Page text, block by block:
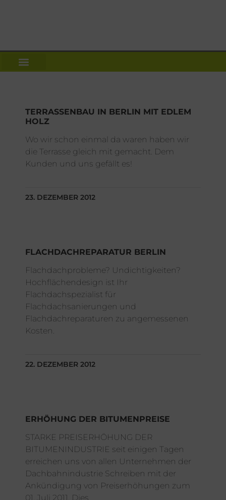
TERRASSENBAU IN BERLIN MIT EDLEM
HOLZ
Wo wir schon einmal da waren haben wir
die Terrasse gleich mit gemacht. Dem
Kunden und uns gefällt es!
23. DEZEMBER 2012
FLACHDACHREPARATUR BERLIN
Flachdachprobleme? Undichtigkeiten?
Hochflächendesign ist Ihr
Flachdachspezialist für
Flachdachsanierungen und
Flachdachreparaturen zu angemessenen
Kosten.
22. DEZEMBER 2012
ERHÖHUNG DER BITUMENPREISE
STARKE PREISERHÖHUNG DER
BITUMENINDUSTRIE seit einigen Tagen
erreichen uns von allen Unternehmen der
Dachbahnindustrie Schreiben mit der
Ankündigung von Preiserhöhungen zum
01. Juli 2011. Dies